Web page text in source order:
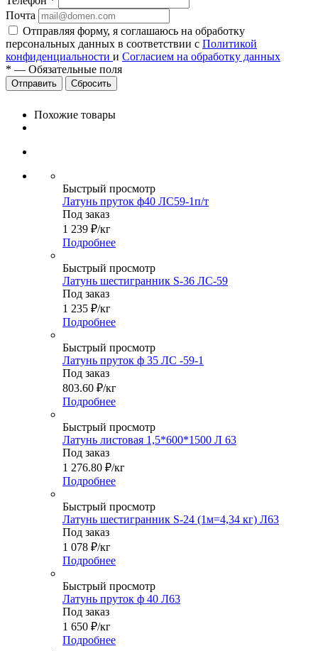
Почта
Отправляя форму, я соглашаюсь на обработку
персональных данных в соответствии с Политикой
конфиденциальности и Согласием на обработку данных
* — Обязательные поля
Сбросить
Похожие товары
Быстрый просмотр
Латунь пруток ф40 ЛС59-1п/т
Под заказ
1 239 ₽/кг
Подробнее
Быстрый просмотр
Латунь шестигранник S-36 ЛС-59
Под заказ
1 235 ₽/кг
Подробнее
Быстрый просмотр
Латунь пруток ф 35 ЛС -59-1
Под заказ
803.60 ₽/кг
Подробнее
Быстрый просмотр
Латунь листовая 1,5*600*1500 Л 63
Под заказ
1 276.80 ₽/кг
Подробнее
Быстрый просмотр
Латунь шестигранник S-24 (1м=4,34 кг) Л63
Под заказ
1 078 ₽/кг
Подробнее
Быстрый просмотр
Латунь пруток ф 40 Л63
Под заказ
1 650 ₽/кг
Подробнее